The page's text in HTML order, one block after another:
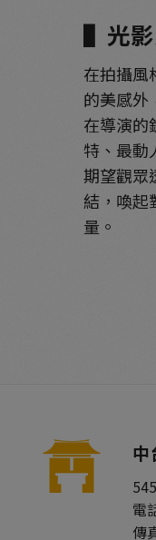
▌光影
在拍攝風
的美感外
在導演的
特、最動
期望觀眾
結，喚起
量。
中
電
傳